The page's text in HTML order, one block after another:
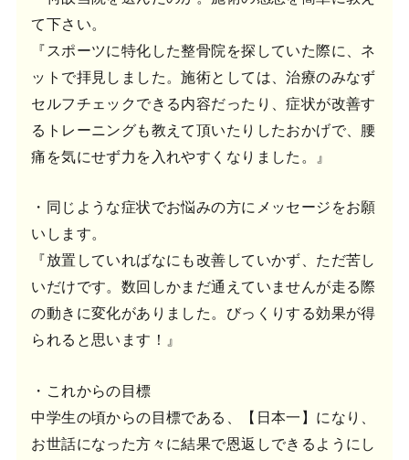
て下さい。
『スポーツに特化した整骨院を探していた際に、ネ
ットで拝見しました。施術としては、治療のみなず
セルフチェックできる内容だったり、症状が改善す
るトレーニングも教えて頂いたりしたおかげで、腰
痛を気にせず力を入れやすくなりました。』
・同じような症状でお悩みの方にメッセージをお願
いします。
『放置していればなにも改善していかず、ただ苦し
いだけです。数回しかまだ通えていませんが走る際
の動きに変化がありました。びっくりする効果が得
られると思います！』
・これからの目標
中学生の頃からの目標である、【日本一】になり、
お世話になった方々に結果で恩返しできるようにし